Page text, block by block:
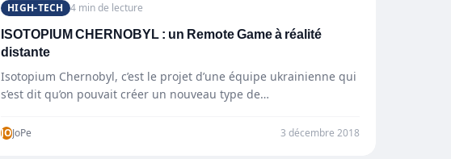
HIGH-TECH 4 min de lecture
ISOTOPIUM CHERNOBYL : un Remote Game à réalité
distante
Isotopium Chernobyl, c’est le projet d’une équipe ukrainienne qui
s’est dit qu’on pouvait créer un nouveau type de…
JOJoPe 3 décembre 2018